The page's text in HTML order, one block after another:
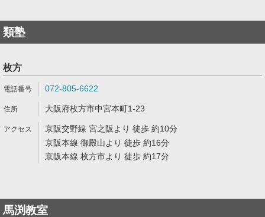
類塾
枚方
072-805-6622
大阪府枚方市中宮本町1-23
京阪交野線 宮之阪より 徒歩 約10分
京阪本線 御殿山より 徒歩 約16分
京阪本線 枚方市より 徒歩 約17分
馬渕教室